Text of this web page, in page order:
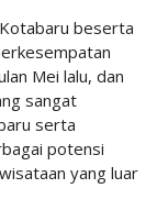
beserta
Mei lalu, dan
sangat
serta
potensi
yang luar